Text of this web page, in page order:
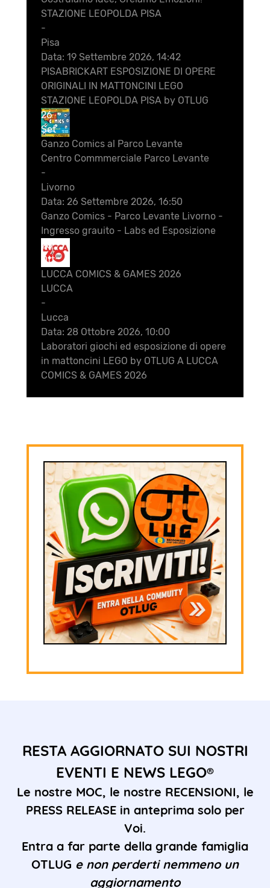
STAZIONE LEOPOLDA PISA
-
Pisa
Data: 19 Settembre 2026, 14:42
PISABRICKART ESPOSIZIONE DI OPERE
ORIGINALI IN MATTONCINI LEGO
STAZIONE LEOPOLDA PISA by OTLUG
26
Set
Ganzo Comics al Parco Levante
Centro Commmerciale Parco Levante
-
Livorno
Data: 26 Settembre 2026, 16:50
Ganzo Comics - Parco Levante Livorno -
Ingresso grauito - Labs ed Esposizione
28
Ott
LUCCA COMICS & GAMES 2026
LUCCA
-
Lucca
Data: 28 Ottobre 2026, 10:00
Laboratori giochi ed esposizione di opere
in mattoncini LEGO by OTLUG A LUCCA
COMICS & GAMES 2026
RESTA AGGIORNATO SUI NOSTRI
EVENTI E NEWS LEGO®
Le nostre MOC, le nostre RECENSIONI, le
PRESS RELEASE in anteprima solo per
Voi.
Entra a far parte della grande famiglia
OTLUG e non perderti nemmeno un
aggiornamento